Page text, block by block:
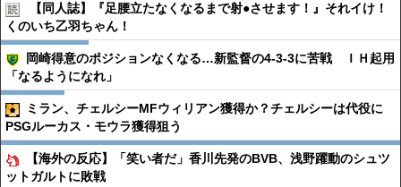
【同人誌】『足腰立たなくなるまで射●︎させます！』それイけ！
くのいち乙羽ちゃん！
岡崎得意のポジションなくなる…新監督の4-3-3に苦戦 ＩＨ起用
「なるようになれ」
ミラン、チェルシーMFウィリアン獲得か？チェルシーは代役に
PSGルーカス・モウラ獲得狙う
【海外の反応】「笑い者だ」香川先発のBVB、浅野躍動のシュツ
ットガルトに敗戦